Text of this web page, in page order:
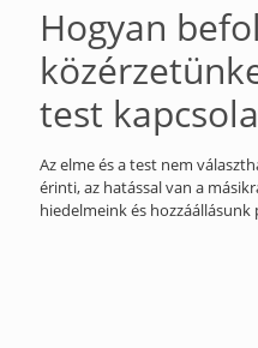
Hogyan
test
Az elme és a test nem
érinti, az hatással van a
hiedelmeink és